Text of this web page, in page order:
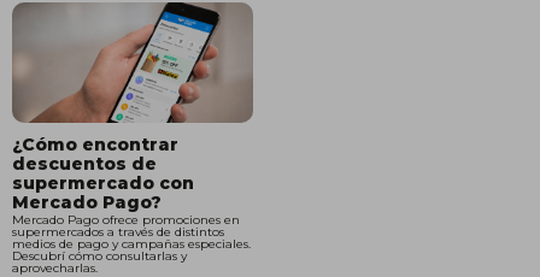
¿Cómo encontrar
descuentos de
supermercado con
Mercado Pago?
Mercado Pago ofrece promociones en
supermercados a través de distintos
medios de pago y campañas especiales.
Descubrí cómo consultarlas y
aprovecharlas.